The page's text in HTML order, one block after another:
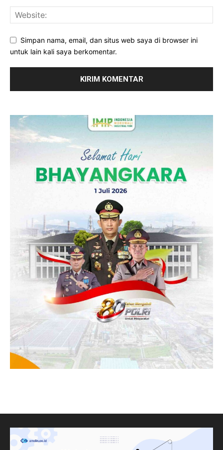
Simpan nama, email, dan situs web saya di browser ini
untuk lain kali saya berkomentar.